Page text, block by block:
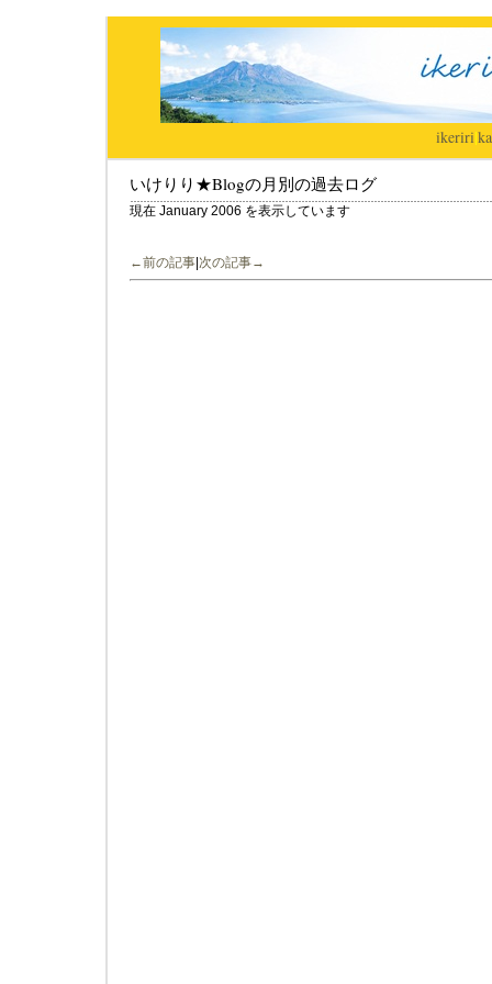
ikeriri|
いけりり★Blogの月別の過去ログ
現在 January 2006 を表示しています
←前の記事 次の記事→